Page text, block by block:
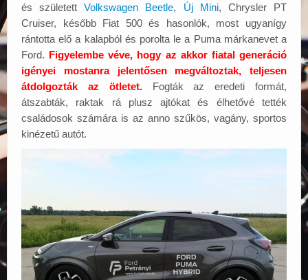
és születettVolkswagen Beetle, Új Mini, Chrysler PT
Cruiser, később Fiat 500 és hasonlók, most ugyanígy
rántotta elő a kalapból és porolta le a Puma márkanevet a
Ford. Figyelembe véve, hogy az akkor fiatal generáció
igényei mostanra jelentősen megváltoztak, teljesen
átdolgozták az ötletet.Fogták az eredeti formát,
átszabták, raktak rá plusz ajtókat és élhetővé tették
családosok számára is az anno szűkös, vagány, sportos
kinézetű autót.